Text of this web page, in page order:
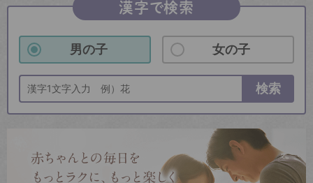
漢字で検索
男の子 女の子
検索